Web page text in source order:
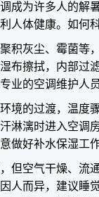
成为许多人的解
人体健康。如何
积灰尘、霉菌等
布擦拭，内部过
业的空调维护人
境的过渡，温度
淋漓时进入空调
做好补水保湿工
但空气干燥、流
人而异，建议睡